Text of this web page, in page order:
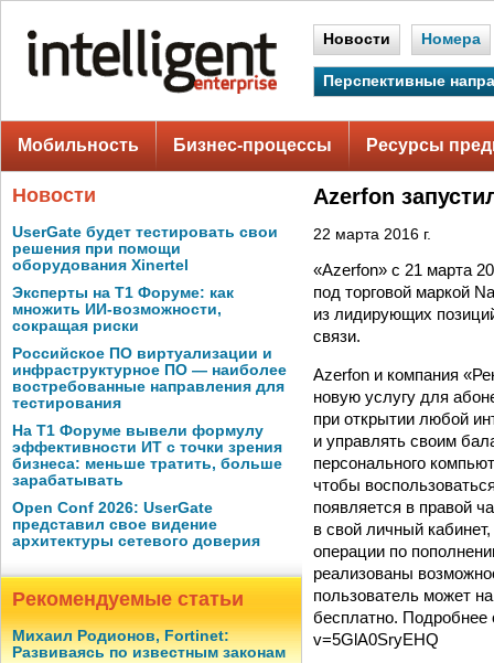
Новости Номера
Перспективные
Мобильность Бизнес-процессы Ресурсы
Новости
UserGate будет тестировать свои
решения при помощи
оборудования Xinertel
Эксперты на Т1 Форуме: как
множить ИИ-возможности,
сокращая риски
Российское ПО виртуализации и
инфраструктурное ПО — наиболее
востребованные направления для
тестирования
На Т1 Форуме вывели формулу
эффективности ИТ с точки зрения
бизнеса: меньше тратить, больше
зарабатывать
Open Conf 2026: UserGate
представил свое видение
архитектуры сетевого доверия
Рекомендуемые статьи
Михаил Родионов, Fortinet:
Развиваясь по известным законам
Azerfon
22 марта 2016 г.
«Azerfon» с 21 марта
под торговой маркой
из лидирующих
связи.
Azerfon и компания
новую услугу для
при открытии любой
и управлять своим
персонального
чтобы
появляется в правой
в свой личный
операции по
реализованы
пользователь может
бесплатно. Подробнее
v=5GlA0SryEHQ